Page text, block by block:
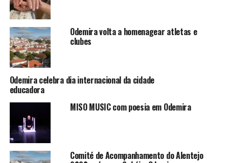
Odemira volta a homenagear atletas e
clubes
Odemira celebra dia internacional da cidade
educadora
MISO MUSIC com poesia em Odemira
Comité de Acompanhamento do Alentejo